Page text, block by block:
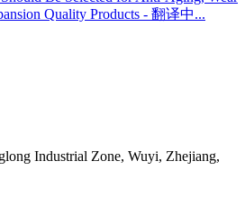
Quality Products - 翻译中...
Industrial Zone, Wuyi, Zhejiang,